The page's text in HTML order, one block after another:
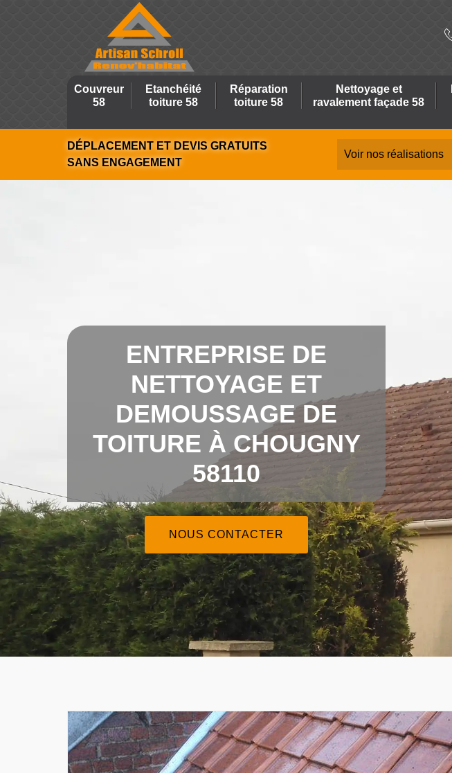
Couvreur
58
Etanchéité
toiture 58
Réparation
toiture 58
Nettoyage et
ravalement façade 58
DÉPLACEMENT ET DEVIS GRATUITS
SANS ENGAGEMENT
Voir nos réalisations
ENTREPRISE DE
NETTOYAGE ET
DEMOUSSAGE DE
TOITURE À CHOUGNY
58110
NOUS CONTACTER